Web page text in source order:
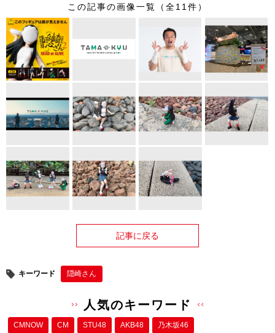
この記事の画像一覧（全11件）
記事に戻る
キーワード 隠崎さん
人気のキーワード
CMNOW CM STU48 AKB48 乃木坂46